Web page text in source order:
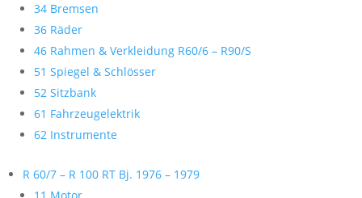
34 Bremsen
36 Räder
46 Rahmen & Verkleidung R60/6 – R90/S
51 Spiegel & Schlösser
52 Sitzbank
61 Fahrzeugelektrik
62 Instrumente
R 60/7 – R 100 RT Bj. 1976 – 1979